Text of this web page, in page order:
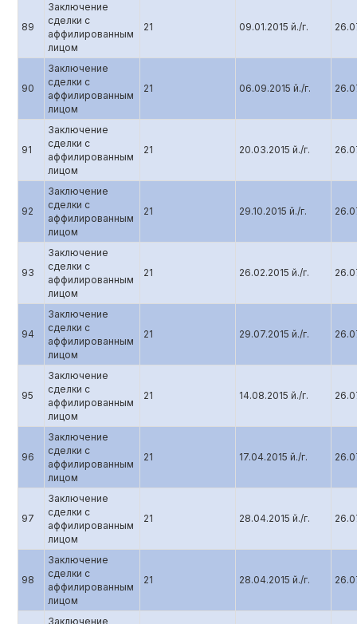
89
Заключение
сделки с
аффилированным
лицом
21 09.01.2015 й./г.
90
Заключение
сделки с
аффилированным
лицом
21 06.09.2015 й./г.
91
Заключение
сделки с
аффилированным
лицом
21 20.03.2015 й./г.
92
Заключение
сделки с
аффилированным
лицом
21 29.10.2015 й./г.
93
Заключение
сделки с
аффилированным
лицом
21 26.02.2015 й./г.
94
Заключение
сделки с
аффилированным
лицом
21 29.07.2015 й./г.
95
Заключение
сделки с
аффилированным
лицом
21 14.08.2015 й./г.
96
Заключение
сделки с
аффилированным
лицом
21 17.04.2015 й./г.
97
Заключение
сделки с
аффилированным
лицом
21 28.04.2015 й./г.
98
Заключение
сделки с
аффилированным
лицом
21 28.04.2015 й./г.
Заключение